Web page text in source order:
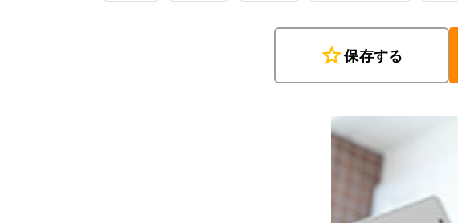
star保存する